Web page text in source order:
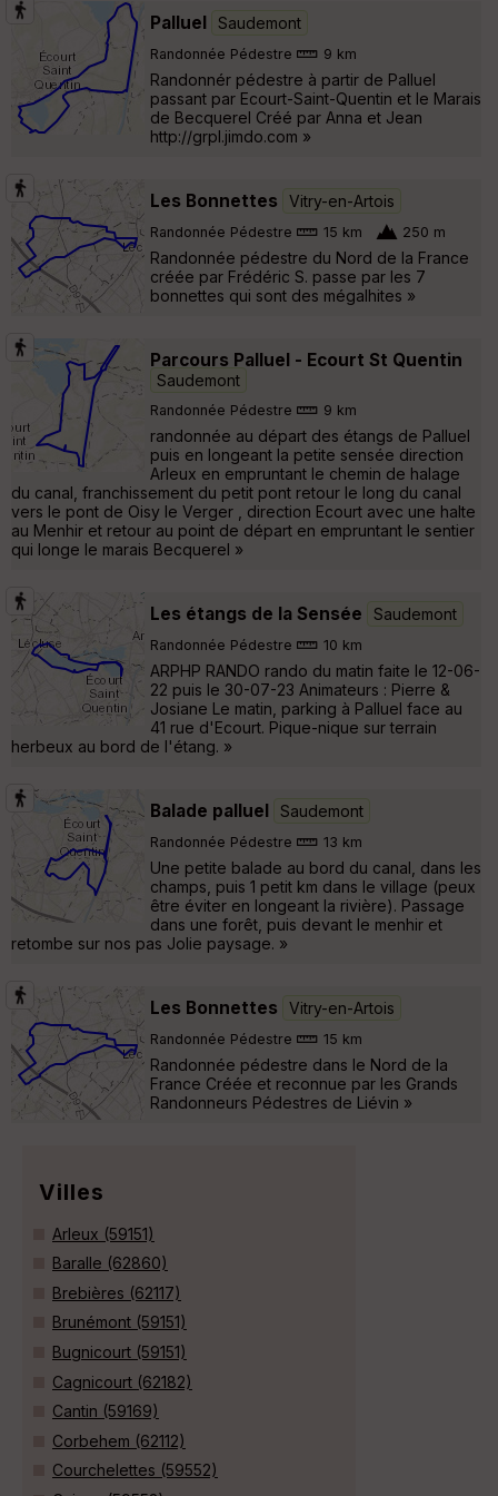
Palluel Saudemont
Randonnée Pédestre 9 km
Randonnér pédestre à partir de Palluel
passant par Ecourt-Saint-Quentin et le Marais
de Becquerel Créé par Anna et Jean
http://grpl.jimdo.com »
Les Bonnettes Vitry-en-Artois
Randonnée Pédestre 15 km 250 m
Randonnée pédestre du Nord de la France
créée par Frédéric S. passe par les 7
bonnettes qui sont des mégalhites »
Parcours Palluel - Ecourt St Quentin
Saudemont
Randonnée Pédestre 9 km
randonnée au départ des étangs de Palluel
puis en longeant la petite sensée direction
Arleux en empruntant le chemin de halage
du canal, franchissement du petit pont retour le long du canal
vers le pont de Oisy le Verger , direction Ecourt avec une halte
au Menhir et retour au point de départ en empruntant le sentier
qui longe le marais Becquerel »
Les étangs de la Sensée Saudemont
Randonnée Pédestre 10 km
ARPHP RANDO rando du matin faite le 12-06-
22 puis le 30-07-23 Animateurs : Pierre &
Josiane Le matin, parking à Palluel face au
41 rue d'Ecourt. Pique-nique sur terrain
herbeux au bord de l'étang. »
Balade palluel Saudemont
Randonnée Pédestre 13 km
Une petite balade au bord du canal, dans les
champs, puis 1 petit km dans le village (peux
être éviter en longeant la rivière). Passage
dans une forêt, puis devant le menhir et
retombe sur nos pas Jolie paysage. »
Les Bonnettes Vitry-en-Artois
Randonnée Pédestre 15 km
Randonnée pédestre dans le Nord de la
France Créée et reconnue par les Grands
Randonneurs Pédestres de Liévin »
Villes
Arleux (59151)
Baralle (62860)
Brebières (62117)
Brunémont (59151)
Bugnicourt (59151)
Cagnicourt (62182)
Cantin (59169)
Corbehem (62112)
Courchelettes (59552)